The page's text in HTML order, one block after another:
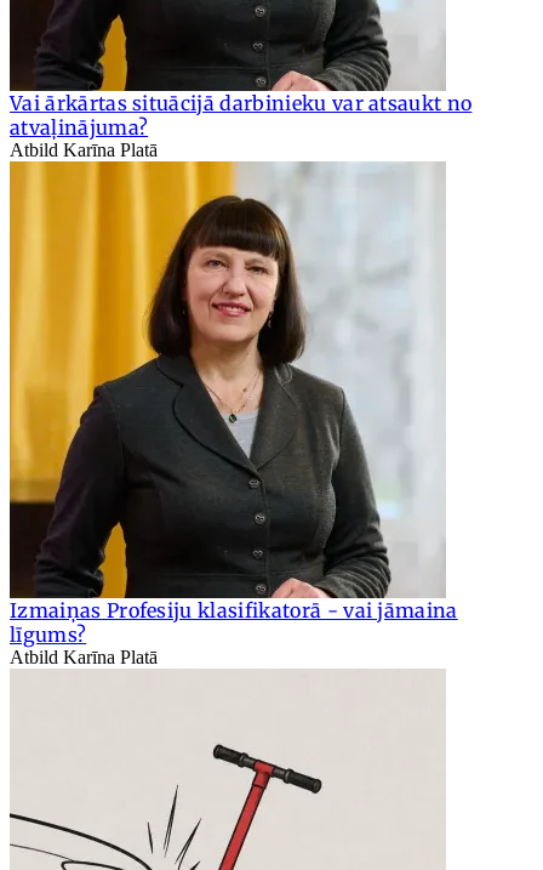
Vai ārkārtas situācijā darbinieku var atsaukt no
atvaļinājuma?
Atbild Karīna Platā
Izmaiņas Profesiju klasifikatorā - vai jāmaina
līgums?
Atbild Karīna Platā